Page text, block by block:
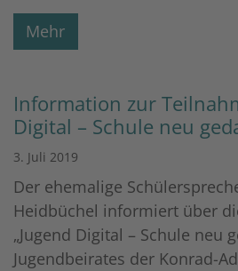
Mehr
Information zur
Digital – Schule neu
3. Juli 2019
Der ehemalige
Heidbüchel informiert über
„Jugend Digital – Schule neu
Jugendbeirates der Konrad-